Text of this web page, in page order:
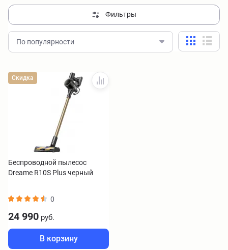
Фильтры
По популярности
Скидка
Беспроводной пылесос
Dreame R10S Plus черный
0
24 990 руб.
В корзину